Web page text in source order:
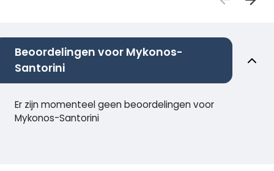
Beoordelingen voor Mykonos-
Santorini
Er zijn momenteel geen beoordelingen voor
Mykonos-Santorini